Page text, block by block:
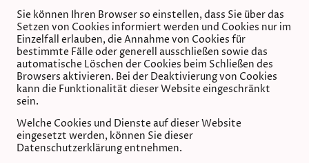
Sie können Ihren Browser so einstellen, dass Sie über das
Setzen von Cookies informiert werden und Cookies nur im
Einzelfall erlauben, die Annahme von Cookies für
bestimmte Fälle oder generell ausschließen sowie das
automatische Löschen der Cookies beim Schließen des
Browsers aktivieren. Bei der Deaktivierung von Cookies
kann die Funktionalität dieser Website eingeschränkt
sein.
Welche Cookies und Dienste auf dieser Website
eingesetzt werden, können Sie dieser
Datenschutzerklärung entnehmen.